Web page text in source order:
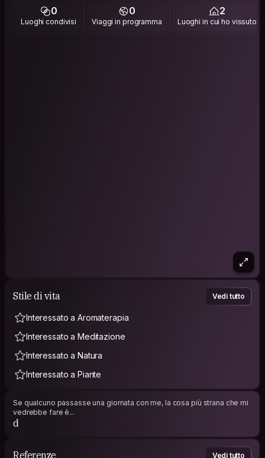
0
Luoghi condivisi
0
Viaggi in programma
2
Luoghi in cui ho vissuto
Stile di vita Vedi tutto
Interessato a Aromaterapia
Interessato a Meditazione
Interessato a Natura
Interessato a Piante
Se qualcuno passasse una giornata con me, la cosa più strana che mi
vedrebbe fare è...
d
Referenze Vedi tutto